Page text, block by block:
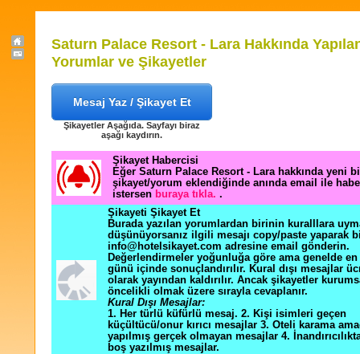
Saturn Palace Resort - Lara Hakkında
Yorumlar ve Şikayetler
Mesaj Yaz / Şikayet Et
Şikayetler Aşağıda. Sayfayı biraz
aşağı kaydırın.
Şikayet Habercisi
Eğer Saturn Palace Resort - Lara hakkında yeni
şikayet/yorum eklendiğinde anında email ile
istersen buraya tıkla. .
Şikayeti Şikayet Et
Burada yazılan yorumlardan birinin kuralllara
düşünüyorsanız ilgili mesajı copy/paste yaparak
info@hotelsikayet.com adresine email gönderin.
Değerlendirmeler yoğunluğa göre ama genelde
günü içinde sonuçlandırılır. Kural dışı mesajlar
olarak yayından kaldırılır. Ancak şikayetler
öncelikli olmak üzere sırayla cevaplanır.
Kural Dışı Mesajlar:
1. Her türlü küfürlü mesaj. 2. Kişi isimleri geçen
küçültücü/onur kırıcı mesajlar 3. Oteli karama
yapılmış gerçek olmayan mesajlar 4.
boş yazılmış mesajlar.